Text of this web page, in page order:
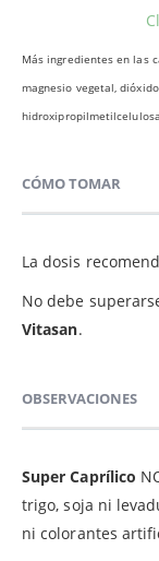
Más ingredientes en las
magnesio vegetal,
CÓMO TOMAR
La dosis
No debe
Vitasan.
OBSERVACIONES
Super Caprílico
trigo, soja ni
ni colorantes